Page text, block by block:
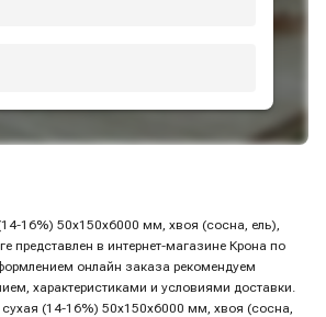
16%) 50х150х6000 мм, хвоя (сосна, ель),
представлен в интернет-магазине Крона по
онлайн заказа рекомендуем
характеристиками и условиями доставки.
(14-16%) 50х150х6000 мм, хвоя (сосна,